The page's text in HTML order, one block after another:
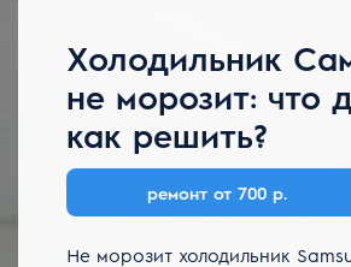
Холодильник
не морозит: что
как решить?
ремонт от 700 р.
Не морозит холодильник